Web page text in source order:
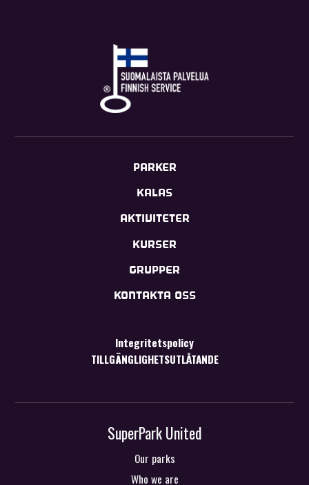
PARKER
KALAS
AKTIVITETER
KURSER
GRUPPER
KONTAKTA OSS
Integritetspolicy
TILLGÄNGLIGHETSUTLÅTANDE
SuperPark United
Our parks
Who we are